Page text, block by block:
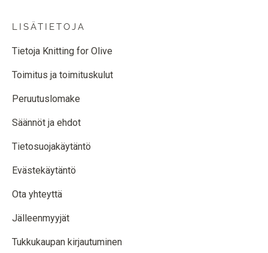
LISÄTIETOJA
Tietoja Knitting for Olive
Toimitus ja toimituskulut
Peruutuslomake
Säännöt ja ehdot
Tietosuojakäytäntö
Evästekäytäntö
Ota yhteyttä
Jälleenmyyjät
Tukkukaupan kirjautuminen